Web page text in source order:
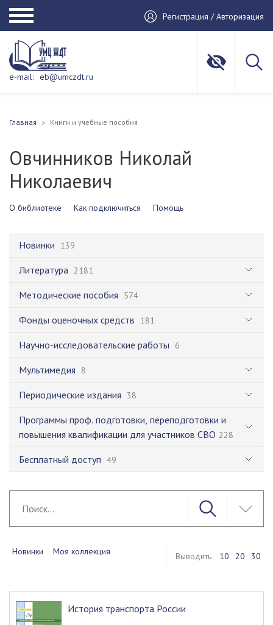
Регистрация / Авторизация
e-mail: eb@umczdt.ru
Главная Книги и учебные пособия
Овчинников Николай
Николаевич
О библиотеке Как подключиться Помощь
Новинки 139
Литература 2181
Методические пособия 574
Фонды оценочных средств 181
Научно-исследовательские работы 6
Мультимедия 8
Периодические издания 38
Программы проф. подготовки, переподготовки и
повышения квалификации для участников СВО 228
Бесплатный доступ 49
Новинки Моя коллекция Выводить 10 20 30
История транспорта России